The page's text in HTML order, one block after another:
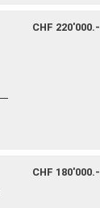
CHF 220'000.-
CHF 180'000.-